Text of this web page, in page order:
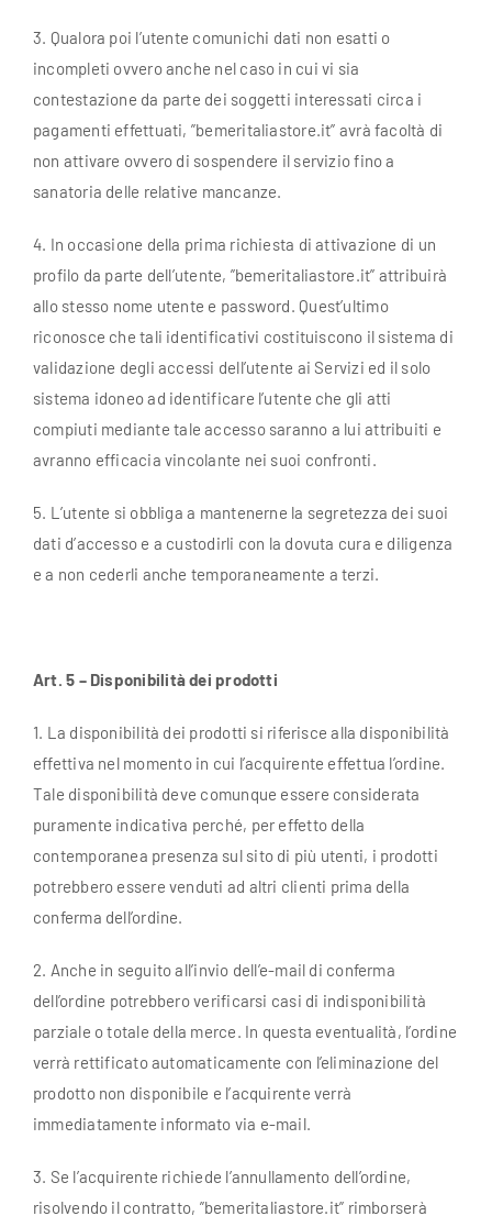
3. Qualora poi l’utente comunichi dati non esatti o
incompleti ovvero anche nel caso in cui vi sia
contestazione da parte dei soggetti interessati circa i
pagamenti effettuati, ”bemeritaliastore.it” avrà facoltà di
non attivare ovvero di sospendere il servizio fino a
sanatoria delle relative mancanze.
4. In occasione della prima richiesta di attivazione di un
profilo da parte dell’utente, ”bemeritaliastore.it” attribuirà
allo stesso nome utente e password. Quest’ultimo
riconosce che tali identificativi costituiscono il sistema di
validazione degli accessi dell’utente ai Servizi ed il solo
sistema idoneo ad identificare l’utente che gli atti
compiuti mediante tale accesso saranno a lui attribuiti e
avranno efficacia vincolante nei suoi confronti.
5. L’utente si obbliga a mantenerne la segretezza dei suoi
dati d’accesso e a custodirli con la dovuta cura e diligenza
e a non cederli anche temporaneamente a terzi.
Art. 5 – Disponibilità dei prodotti
1. La disponibilità dei prodotti si riferisce alla disponibilità
effettiva nel momento in cui l’acquirente effettua l’ordine.
Tale disponibilità deve comunque essere considerata
puramente indicativa perché, per effetto della
contemporanea presenza sul sito di più utenti, i prodotti
potrebbero essere venduti ad altri clienti prima della
conferma dell’ordine.
2. Anche in seguito all’invio dell’e-mail di conferma
dell’ordine potrebbero verificarsi casi di indisponibilità
parziale o totale della merce. In questa eventualità, l’ordine
verrà rettificato automaticamente con l’eliminazione del
prodotto non disponibile e l’acquirente verrà
immediatamente informato via e-mail.
3. Se l’acquirente richiede l’annullamento dell’ordine,
risolvendo il contratto, ”bemeritaliastore.it” rimborserà